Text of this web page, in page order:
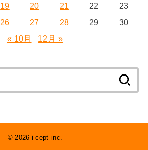
19 20 21 22
23
26 27 28 29
30
« 10月
12月 »
索:
© 2026 i-cept inc.